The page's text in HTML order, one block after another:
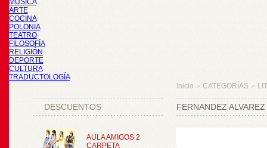
MÚSICA
ARTE
COCINA
POLONIA
TEATRO
FILOSOFÍA
RELIGIÓN
DEPORTE
CULTURA
TRADUCTOLOGÍA
DESCUENTOS
AULA AMIGOS 2
CARPETA
Inicio > CATEGORÍAS >
FERNANDEZ